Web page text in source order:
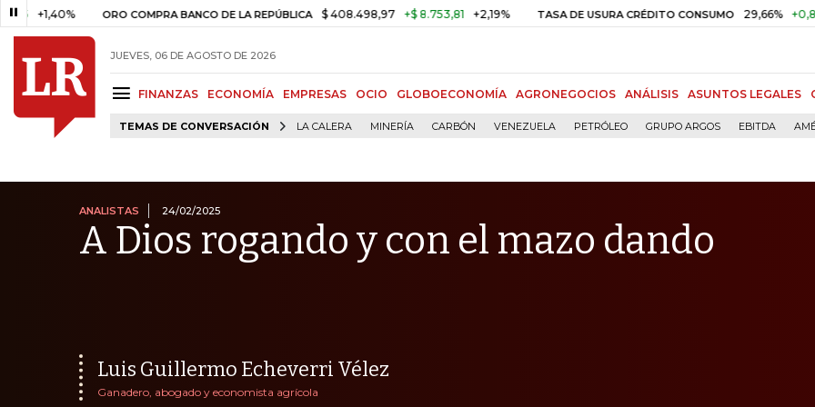
ORO COMPRA BANCO DE LA REPÚBLICA $ 408.498,97 +$ 8.753,81 +2,19% TASA DE USURA CRÉDITO CONSUMO 29,66% +0,87%
JUEVES, 06 DE AGOSTO DE 2026
FINANZAS ECONOMÍA EMPRESAS OCIO GLOBOECONOMÍA AGRONEGOCIOS ANÁLISIS ASUNTOS LEGALES
TEMAS DE CONVERSACIÓN LA CALERA MINERÍA CARBÓN VENEZUELA PETRÓLEO GRUPO ARGOS EBITDA
ANALISTAS 24/02/2025
A Dios rogando y con el mazo dando
Luis Guillermo Echeverri Vélez
Ganadero, abogado y economista agrícola